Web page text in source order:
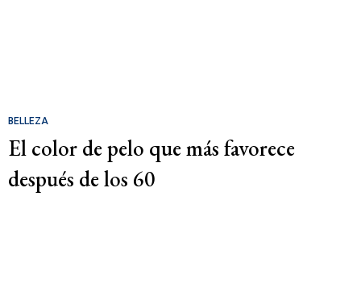
BELLEZA
El color de pelo que más favorece
después de los 60